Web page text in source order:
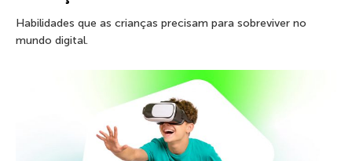
Habilidades que as crianças precisam para sobreviver no
mundo digital.